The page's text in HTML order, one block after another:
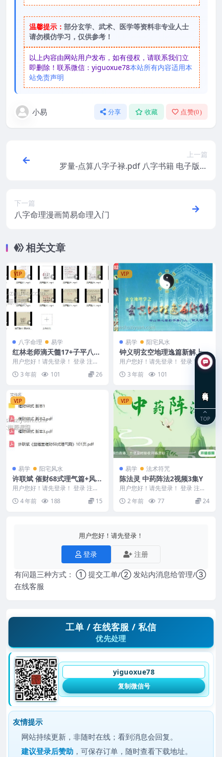
温馨提示： 部分玄学、武术、医学等资料非专业人士
请勿模仿学习，仅供参考！
以上内容由网站用户发布，如有侵权，请联系我们立
即删除！联系微信：yiguoxue78本站所有内容适用本
站免责声明
小易 分享 收藏 点赞(0)
上一篇
罗量-点算八字子禄.pdf 八字书籍 电子版资
下一篇
八字命理漫画简易命理入门
相关文章
VIP
八字命理 易学
红林老师滴天髓17+子平八字
20集
用户您好！请先登录！ 登录 注册
红林老师滴天髓加子平八字 23127
9 ├─子...
3 年前 101 26
VIP
易学 阳宅风水
钟义明玄空地理逸篇新解上册
+下册 两本
用户您好！请先登录！ 登录 注册
钟义明 玄空地理逸篇新解上册+钟
义明 玄空地理...
3 年前 101
VIP
易学 阳宅风水
许联斌 催财68式理气篇+风水
3种版本
用户您好！请先登录！ 登录 注册
催财68式，3种版本 许联斌《益福
堂催财68式...
4 年前 188 15
VIP
易学 法术符咒
陈法灵 中药阵法2视频3集Y
用户您好！请先登录！ 登录 注册
陈法灵 中药阵法2视频3集Y 24124
14 ...2 年前 77 24
用户您好！请先登录！
登录 注册
有问题三种方式： ① 提交工单/② 发站内消息给管理/③
在线客服
工单 / 在线客服 / 私信
优先处理
yiguoxue78
复制微信号
友情提示
网站持续更新，非随时在线；看到消息会回复。
建议登录后赞助 ，可保存订单，随时查看下载地址。
TOP